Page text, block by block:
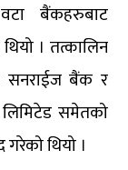
बैंकहरुबाट
। तत्कालिन
सनराईज बैंक र
लिमिटेड समेतको
थियो ।